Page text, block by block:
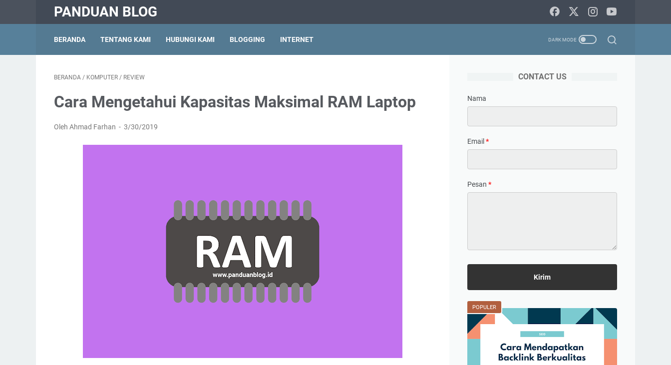
PANDUAN BLOG
BERANDA TENTANG KAMI HUBUNGI KAMI BLOGGING INTERNET
BERANDA / KOMPUTER / REVIEW
Cara Mengetahui Kapasitas Maksimal RAM Laptop
Oleh Ahmad Farhan 3/30/2019
CONTACT US
Nama
Email *
Pesan *
POPULER